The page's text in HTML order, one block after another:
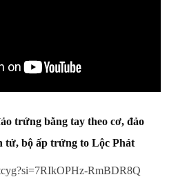
trứng bằng tay theo cơ, đảo
tử, bộ ấp trứng to Lộc Phát
RmBDR8Q